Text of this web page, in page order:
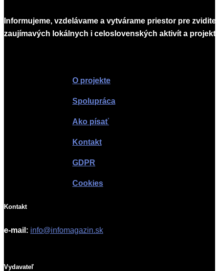
Informujeme, vzdelávame a vytvárame priestor pre
zaujímavých lokálnych i celoslovenských aktivít a
O projekte
Spolupráca
Ako písať
Kontakt
GDPR
Cookies
Kontakt
e-mail: info@infomagazin.sk
Vydavateľ